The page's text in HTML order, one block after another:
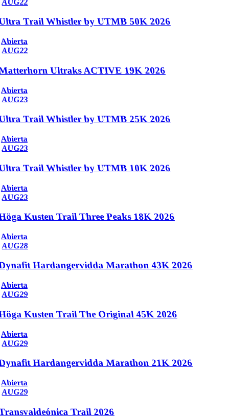
Trail Whistler by UTMB 50K 2026
Abierta
AUG22
Ultraks ACTIVE 19K 2026
Abierta
AUG23
Trail Whistler by UTMB 25K 2026
Abierta
AUG23
Trail Whistler by UTMB 10K 2026
Abierta
AUG23
Kusten Trail Three Peaks 18K 2026
Abierta
AUG28
Hardangervidda Marathon 43K 2026
Abierta
AUG29
Kusten Trail The Original 45K 2026
Abierta
AUG29
Hardangervidda Marathon 21K 2026
Abierta
AUG29
Trail 2026